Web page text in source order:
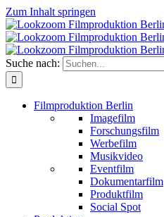
Zum Inhalt springen
Suche nach:
Filmproduktion Berlin
Imagefilm
Forschungsfilm
Werbefilm
Musikvideo
Eventfilm
Dokumentarfilm
Produktfilm
Social Spot